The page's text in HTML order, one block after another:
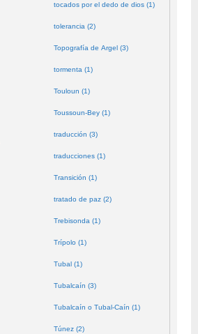
tocados por el dedo de dios (1)
tolerancia (2)
Topografía de Argel (3)
tormenta (1)
Touloun (1)
Toussoun-Bey (1)
traducción (3)
traducciones (1)
Transición (1)
tratado de paz (2)
Trebisonda (1)
Trípolo (1)
Tubal (1)
Tubalcaín (3)
Tubalcaín o Tubal-Caín (1)
Túnez (2)